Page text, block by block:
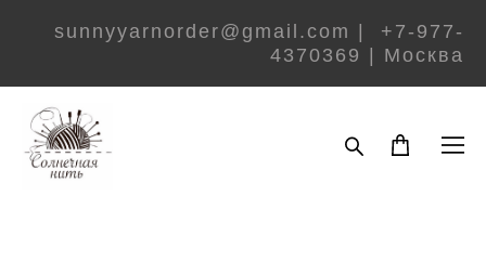
sunnyyarnorder@gmail.com | +7-977-
4370369 | Москва